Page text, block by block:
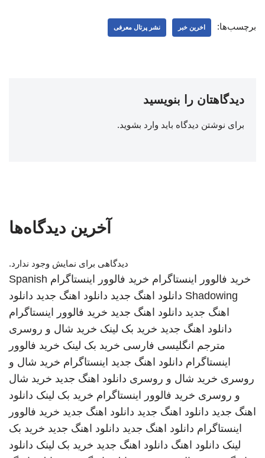
برچسب‌ها: اخرین خبر نشر پرتال معرفی
دیدگاهتان را بنویسید
برای نوشتن دیدگاه باید وارد بشوید.
آخرین دیدگاه‌ها
دیدگاهی برای نمایش وجود ندارد.
خرید فالوور اینستاگرام خرید فالوور اینستاگرام Spanish
Shadowing دانلود اهنگ جدید دانلود اهنگ جدید دانلود
اهنگ جدید دانلود اهنگ جدید خرید فالوور اینستاگرام
دانلود اهنگ جدید خرید بک لینک خرید شال و روسری
مترجم انگلیسی فارسی خرید بک لینک خرید فالوور
اینستاگرام دانلود اهنگ جدید اینستاگرام خرید شال و
روسری خرید شال و روسری دانلود اهنگ جدید خرید شال
و روسری خرید فالوور اینستاگرام خرید بک لینک دانلود
اهنگ جدید دانلود اهنگ جدید دانلود اهنگ جدید خرید فالوور
اینستاگرام دانلود اهنگ جدید دانلود اهنگ جدید خرید بک
لینک دانلود اهنگ دانلود اهنگ جدید خرید بک لینک دانلود